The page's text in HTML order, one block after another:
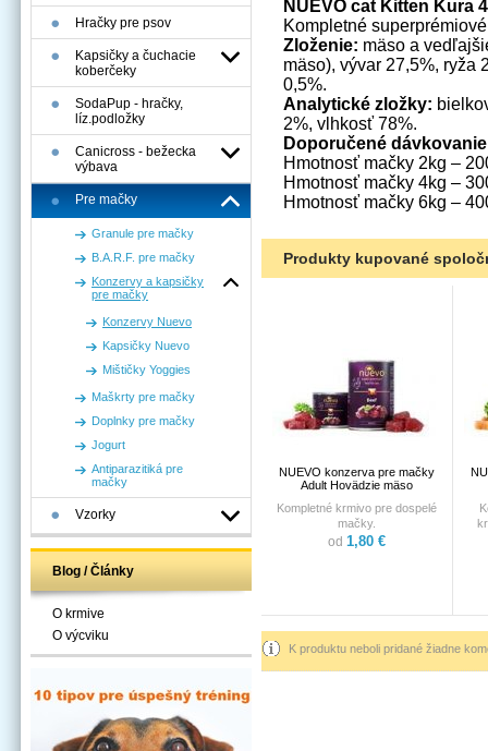
Hračky pre psov
Kapsičky a čuchacie
koberčeky
SodaPup - hračky,
líz.podložky
Canicross - bežecka
výbava
Pre mačky
Granule pre mačky
B.A.R.F. pre mačky
Konzervy a kapsičky
pre mačky
Konzervy Nuevo
Kapsičky Nuevo
Mištičky Yoggies
Maškrty pre mačky
Doplnky pre mačky
Jogurt
Antiparazitiká pre
mačky
Vzorky
Blog / Články
O krmive
O výcviku
NUEVO cat Kitten Kura
Kompletné
Zloženie: mäso a
mäso), vývar 27,5%, ryža
0,5%.
Analytické zložky:
2%, vlhkosť 78%.
Doporučené
Hmotnosť mačky 2kg –
Hmotnosť mačky 4kg –
Hmotnosť mačky 6kg –
Produkty kupované
NUEVO konzerva pre mačky
Adult Hovädzie mäso
Kompletné krmivo pre dospelé
mačky.
od 1,80 €
K produktu neboli pridané žiadne